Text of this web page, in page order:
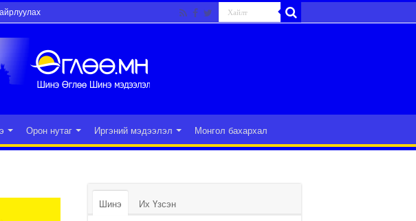
Орон нутаг Иргэний мэдээлэл Монгол бахархал
Шинэ Их Үзсэн